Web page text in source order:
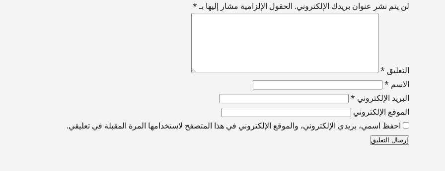
لن يتم نشر عنوان بريدك الإلكتروني. الحقول الإلزامية مشار إليها بـ*
التعليق *
الاسم *
البريد الإلكتروني *
الموقع الإلكتروني
احفظ اسمي، بريدي الإلكتروني، والموقع الإلكتروني في هذا المتصفح لاستخدامها المرة المقبلة في تعليقي.